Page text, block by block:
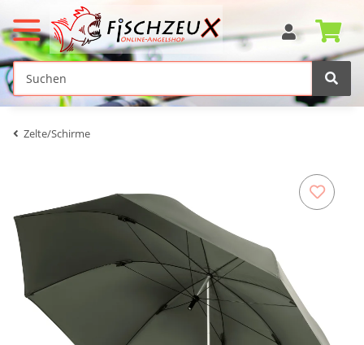
Zelte/Schirme